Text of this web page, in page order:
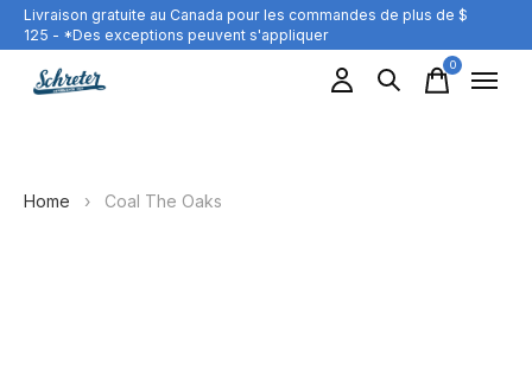
Livraison gratuite au Canada pour les commandes de plus de $
125 - *Des exceptions peuvent s'appliquer
0items
Home › Coal The Oaks